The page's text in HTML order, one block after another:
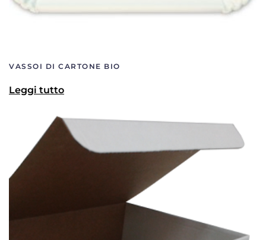
VASSOI DI CARTONE BIO
Leggi tutto